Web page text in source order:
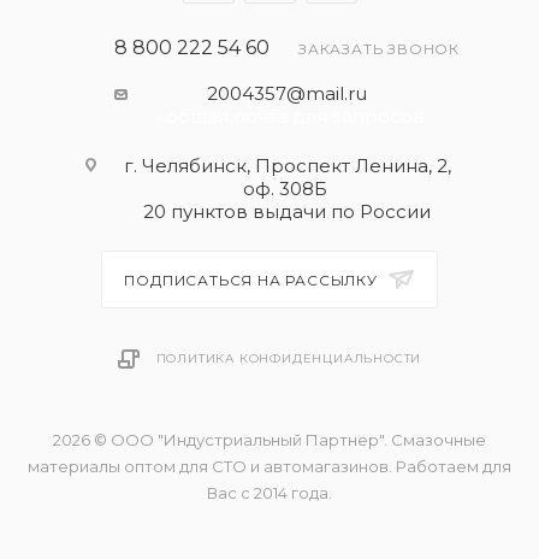
8 800 222 54 60 ЗАКАЗАТЬ ЗВОНОК
2004357@mail.ru
г. Челябинск, Проспект Ленина, 2,
оф. 308Б
20 пунктов выдачи по России
ПОДПИСАТЬСЯ НА РАССЫЛКУ
ПОЛИТИКА КОНФИДЕНЦИАЛЬНОСТИ
2026 © ООО "Индустриальный Партнер". Смазочные
материалы оптом для СТО и автомагазинов. Работаем для
Вас с 2014 года.